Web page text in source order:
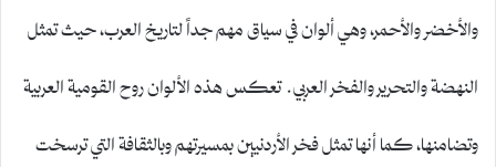
والأخضر والأحمر، وهي ألوان في سياق مهم جداً لتاريخ العرب، حيث تمثل
النهضة والتحرير والفخر العربي. تعكس هذه الألوان روح القومية العربية
وتضامنها، كما أنها تمثل فخر الأردنيين بمسيرتهم وبالثقافة التي ترسخت